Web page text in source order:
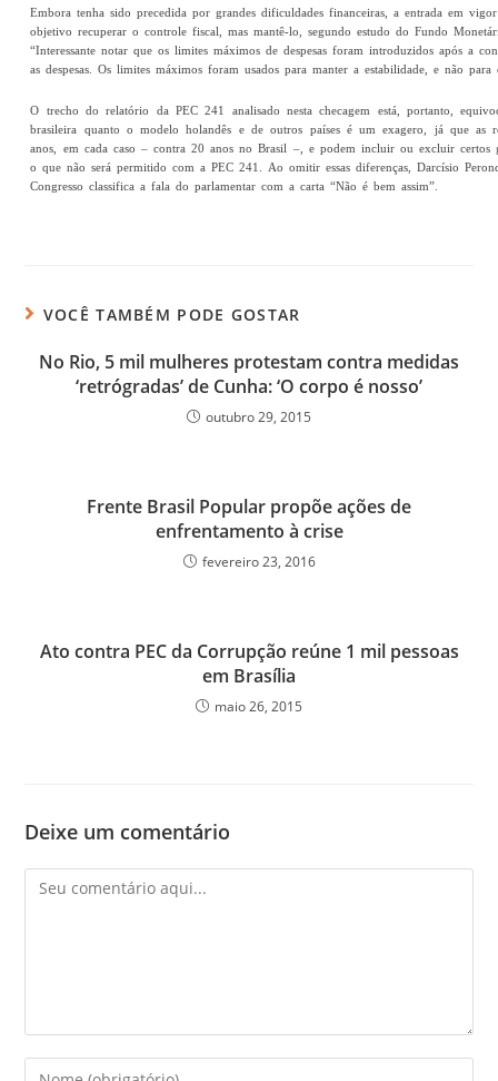
Embora tenha sido precedida por grandes dificuldades financeiras, a entrada em
objetivo recuperar o controle fiscal, mas mantê-lo, segundo estudo do Fundo
“Interessante notar que os limites máximos de despesas foram introduzidos após a
as despesas. Os limites máximos foram usados para manter a estabilidade, e não
O trecho do relatório da PEC 241 analisado nesta checagem está, portanto,
brasileira quanto o modelo holandês e de outros países é um exagero, já que as
anos, em cada caso – contra 20 anos no Brasil –, e podem incluir ou excluir certos
o que não será permitido com a PEC 241. Ao omitir essas diferenças, Darcísio
Congresso classifica a fala do parlamentar com a carta “Não é bem assim”.
VOCÊ TAMBÉM PODE GOSTAR
No Rio, 5 mil mulheres protestam contra medidas
‘retrógradas’ de Cunha: ‘O corpo é nosso’
outubro 29, 2015
Frente Brasil Popular propõe ações de
enfrentamento à crise
fevereiro 23, 2016
Ato contra PEC da Corrupção reúne 1 mil pessoas
em Brasília
maio 26, 2015
Deixe um comentário